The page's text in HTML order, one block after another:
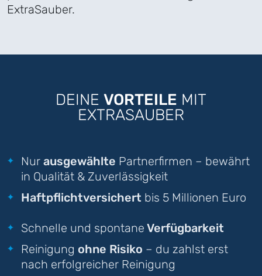
ExtraSauber.
DEINE VORTEILE MIT
EXTRASAUBER
Nur ausgewählte Partnerfirmen – bewährt
in Qualität & Zuverlässigkeit
Haftpflichtversichert bis 5 Millionen Euro
Schnelle und spontane Verfügbarkeit
Reinigung ohne Risiko – du zahlst erst
nach erfolgreicher Reinigung